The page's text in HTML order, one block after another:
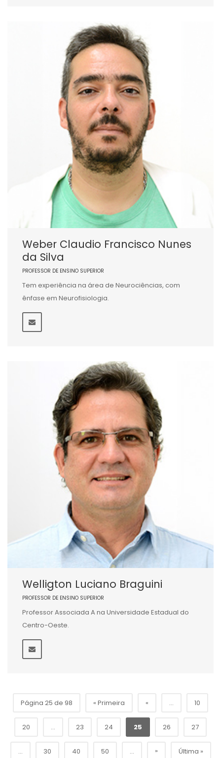
Weber Claudio Francisco Nunes
da Silva
PROFESSOR DE ENSINO SUPERIOR
Tem experiência na área de Neurociências, com
ênfase em Neurofisiologia.
Welligton Luciano Braguini
PROFESSOR DE ENSINO SUPERIOR
Professor Associada A na Universidade Estadual do
Centro-Oeste.
Página 25 de 98 « Primeira « ... 10
20 ... 23 24 25 26 27
... 30 40 50 ... » Última »